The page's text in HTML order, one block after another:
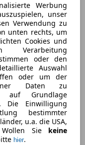
Werbung
unser
Verwendung zu
unten rechts, um
Cookies und
oder den
Auswahl
oder um der
Daten zu
auf Grundlage
Die Einwilligung
bestimmter
u.a. die USA,
Sie keine
hier.